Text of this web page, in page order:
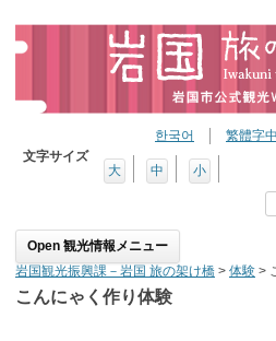
繁體字
한국어
文字サイズ
小
中
大
Skip
岩国観光振興課－岩国 旅の架け橋 > 体験 >
こんにゃく作り体験